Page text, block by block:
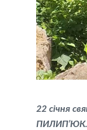
22 січня
ПИЛИП’ЮК.